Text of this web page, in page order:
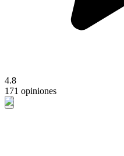
4.8
171 opiniones